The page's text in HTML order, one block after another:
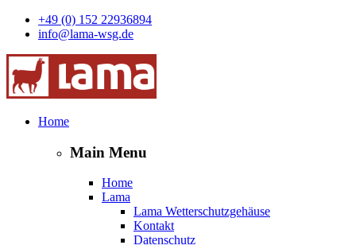
+49 (0) 152 22936894
info@lama-wsg.de
Home
Main Menu
Home
Lama
Lama Wetterschutzgehäuse
Kontakt
Datenschutz